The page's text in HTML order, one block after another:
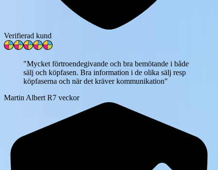
Verifierad kund
"Mycket förtroendegivande och bra bemötande i både
sälj och köpfasen. Bra information i de olika sälj resp
köpfaserna och när det kräver kommunikation"
Martin Albert R7 veckor